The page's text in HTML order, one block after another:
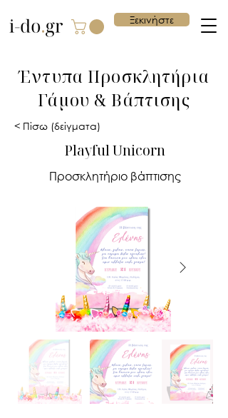
Ξεκινήστε
Έντυπα Προσκλητήρια
Γάμου & Βάπτισης
< Πίσω (δείγματα)
Playful Unicorn
Προσκλητήριο βάπτισης